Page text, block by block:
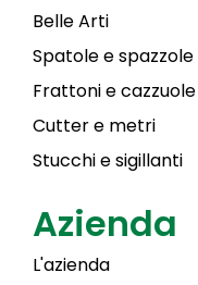
Belle Arti
Spatole e spazzole
Frattoni e cazzuole
Cutter e metri
Stucchi e sigillanti
Azienda
L'azienda